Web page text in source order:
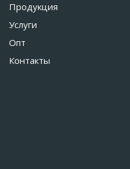
Продукция
Услуги
Опт
Контакты